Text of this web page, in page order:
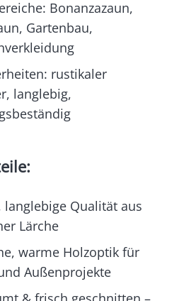
Bonanzazaun,
Gartenbau,
rustikaler
langlebig,
langlebige Qualität aus
Lärche
warme Holzoptik für
Außenprojekte